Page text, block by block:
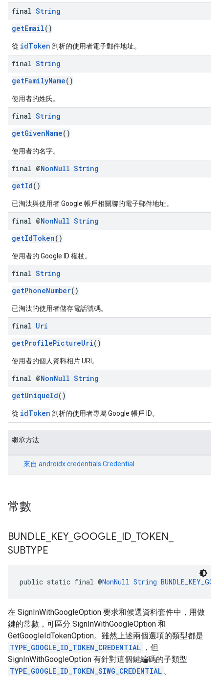
final String
getEmail()
從 idToken 剖析的使用者電子郵件地址。
final String
getFamilyName()
使用者的姓氏。
final String
getGivenName()
使用者的名字。
final @NonNull String
getId()
已淘汰與使用者 Google 帳戶相關聯的電子郵件地址。
final @NonNull String
getIdToken()
使用者的 Google ID 權杖。
final String
getPhoneNumber()
已淘汰的使用者儲存電話號碼。
final Uri
getProfilePictureUri()
使用者的個人資料相片 URI。
final @NonNull String
getUniqueId()
從 idToken 剖析的使用者專屬 Google 帳戶 ID。
繼承方法
來自 androidx.credentials.Credential
常數
BUNDLE KEY_ GOOGLE ID TOKEN
SUBTYPE
public static final @NonNull String
在 SignInWithGoogleOption 要求和候選資料套件中，用做
鍵的常數，可區分 SignInWithGoogleOption 和
GetGoogleIdTokenOption。雖然上述兩個選項的類型都是
TYPE_GOOGLE_ID_TOKEN_CREDENTIAL ，但
SignInWithGoogleOption 有針對這個鍵編碼的子類型
TYPE_GOOGLE_ID_TOKEN_SIWG_CREDENTIAL 。